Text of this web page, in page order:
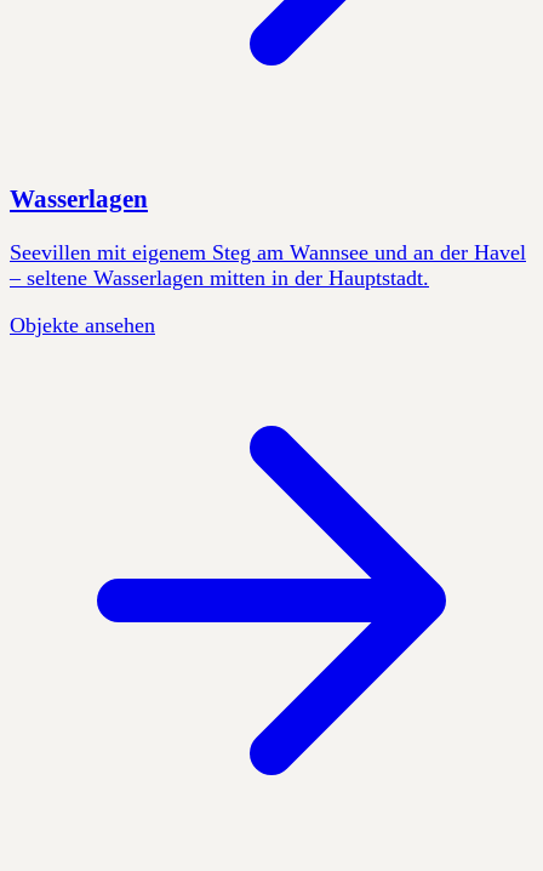
Wasserlagen
Seevillen mit eigenem Steg am Wannsee und an der Havel
– seltene Wasserlagen mitten in der Hauptstadt.
Objekte ansehen